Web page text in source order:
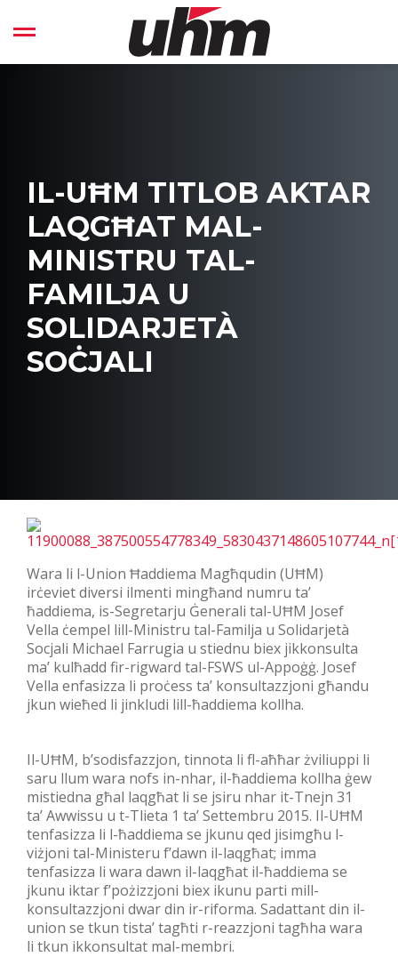
Open left Panel
IL-UĦM TITLOB AKTAR
LAQGĦAT MAL-
MINISTRU TAL-
FAMILJA U
SOLIDARJETÀ
SOĊJALI
Wara li l-Union Ħaddiema Magħqudin (UĦM)
irċeviet diversi ilmenti mingħand numru ta’
ħaddiema, is-Segretarju Ġenerali tal-UĦM Josef
Vella ċempel lill-Ministru tal-Familja u Solidarjetà
Socjali Michael Farrugia u stiednu biex jikkonsulta
ma’ kulħadd fir-rigward tal-FSWS ul-Appoġġ. Josef
Vella enfasizza li proċess ta’ konsultazzjoni għandu
jkun wieħed li jinkludi lill-ħaddiema kollha.
Il-UĦM, b’sodisfazzjon, tinnota li fl-aħħar żviliuppi li
saru llum wara nofs in-nhar, il-ħaddiema kollha ġew
mistiedna għal laqgħat li se jsiru nhar it-Tnejn 31
ta’ Awwissu u t-Tlieta 1 ta’ Settembru 2015. Il-UĦM
tenfasizza li l-ħaddiema se jkunu qed jisimgħu l-
viżjoni tal-Ministeru f’dawn il-laqgħat; imma
tenfasizza li wara dawn il-laqgħat il-ħaddiema se
jkunu iktar f’pożizzjoni biex ikunu parti mill-
konsultazzjoni dwar din ir-riforma. Sadattant din il-
union se tkun tista’ tagħti r-reazzjoni tagħha wara
li tkun ikkonsultat mal-membri.